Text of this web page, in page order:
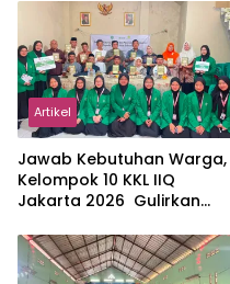
Artikel
Jawab Kebutuhan Warga,
Kelompok 10 KKL IIQ
Jakarta 2026 Gulirkan
Sukamanah